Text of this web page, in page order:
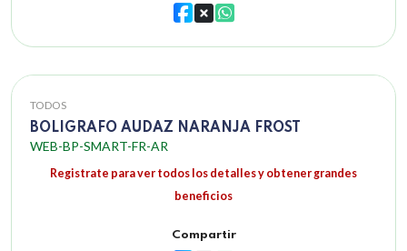
TODOS
BOLIGRAFO AUDAZ NARANJA FROST
WEB-BP-SMART-FR-AR
Registrate para ver todos los detalles y obtener grandes
beneficios
Compartir